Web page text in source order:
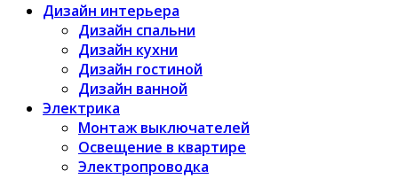
Дизайн интерьера
Дизайн спальни
Дизайн кухни
Дизайн гостиной
Дизайн ванной
Электрика
Монтаж выключателей
Освещение в квартире
Электропроводка